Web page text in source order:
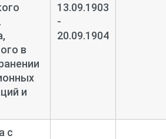
в
и
13.09.1903
-
20.09.1904
с